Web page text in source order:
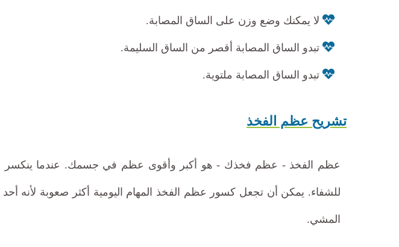
لا يمكنك وضع وزن على الساق المصابة.
تبدو الساق المصابة أقصر من الساق السليمة.
تبدو الساق المصابة ملتوية.
تشريح عظم الفخذ
عظم الفخذ - عظم فخذك - هو أكبر وأقوى عظم في جسمك. عندما ينكسر
للشفاء. يمكن أن تجعل كسور عظم الفخذ المهام اليومية أكثر صعوبة لأنه
المشي.